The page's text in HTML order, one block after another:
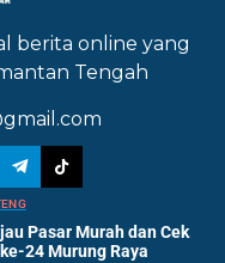
berita online yang
Tengah
Pasar Murah dan Cek
24 Murung Raya